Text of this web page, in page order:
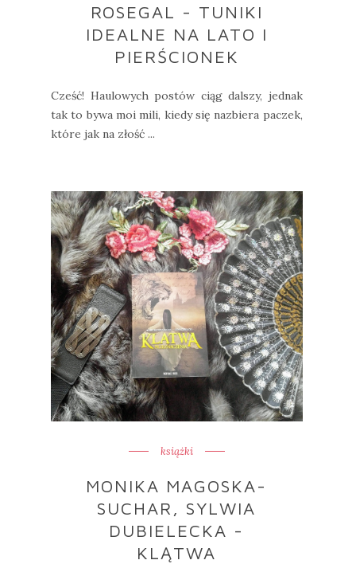
ROSEGAL - TUNIKI
IDEALNE NA LATO I
PIERŚCIONEK
Cześć! Haulowych postów ciąg dalszy, jednak
tak to bywa moi mili, kiedy się nazbiera paczek,
które jak na złość ...
książki
MONIKA MAGOSKA-
SUCHAR, SYLWIA
DUBIELECKA -
KLĄTWA